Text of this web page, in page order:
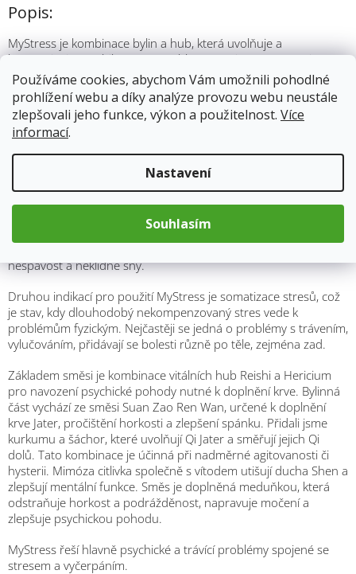
Používáme cookies, abychom Vám umožnili pohodlné
prohlížení webu a díky analýze provozu webu neustále
zlepšovali jeho funkce, výkon a použitelnost. Více
informací.
Nastavení
Souhlasím
Popis:
MyStress je kombinace bylin a hub, která uvolňuje a
harmonizuje psychiku a řeší problémy, spojené se somatizací
dlouhodobého stresu.
Játra jsou citlivý orgán. Jejich Qi je yangová, zatímco tělo je
yinové. Jejich úkolem je udržovat průchodnost organismu, aby
se Qi a krev dostala na místo, kam je třeba. Zvýšený stres klade
vysoké nároky na organismus a bere nám nadměrné množství
Qi i krve. Když je třeba sáhnout do zásob, děje se tak
prostřednictvím velké spojnice Sleziny a také z rezervy krve v
Játrech. Protože krev je yinová, její nedostatek v Játrech vede k
„tvrdnutí Jater“. Nadměrná yangová Qi způsobuje neklid,
podrážděnost, neschopnost se uvolnit a také zhoršenou
nespavost a neklidné sny.
Druhou indikací pro použití MyStress je somatizace stresů, což
je stav, kdy dlouhodobý nekompenzovaný stres vede k
problémům fyzickým. Nejčastěji se jedná o problémy s trávením,
vylučováním, přidávají se bolesti různě po těle, zejména zad.
Základem směsi je kombinace vitálních hub Reishi a Hericium
pro navození psychické pohody nutné k doplnění krve. Bylinná
část vychází ze směsi Suan Zao Ren Wan, určené k doplnění
krve Jater, pročištění horkosti a zlepšení spánku. Přidali jsme
kurkumu a šáchor, které uvolňují Qi Jater a směřují jejich Qi
dolů. Tato kombinace je účinná při nadměrné agitovanosti či
hysterii. Mimóza citlivka společně s vítodem utišují ducha Shen a
zlepšují mentální funkce. Směs je doplněná meduňkou, která
odstraňuje horkost a podrážděnost, napravuje močení a
zlepšuje psychickou pohodu.
MyStress řeší hlavně psychické a trávící problémy spojené se
stresem a vyčerpáním.